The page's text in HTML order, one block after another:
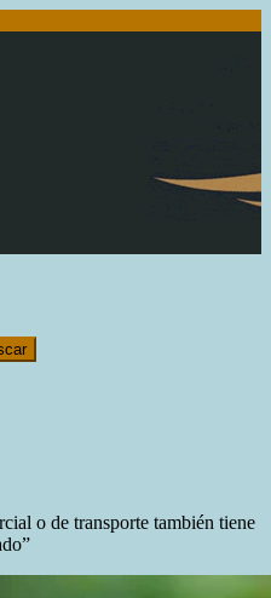
o de transporte también tiene